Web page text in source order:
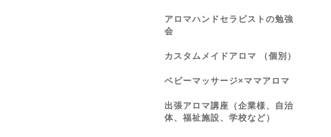
アロマハンドセラピストの勉強
会
カスタムメイドアロマ （個別）
ベビーマッサージ×ママアロマ
出張アロマ講座（企業様、自治
体、福祉施設、学校など）